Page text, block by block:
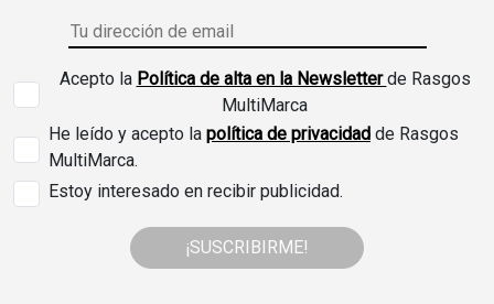
Acepto la Política de alta en la Newsletterde Rasgos
MultiMarca
He leído y acepto la política de privacidad de Rasgos
MultiMarca.
Estoy interesado en recibir publicidad.
¡SUSCRIBIRME!